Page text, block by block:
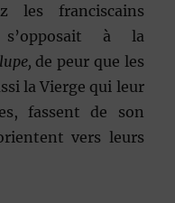
les franciscains
à la
de peur que les
la Vierge qui leur
fassent de son
vers leurs